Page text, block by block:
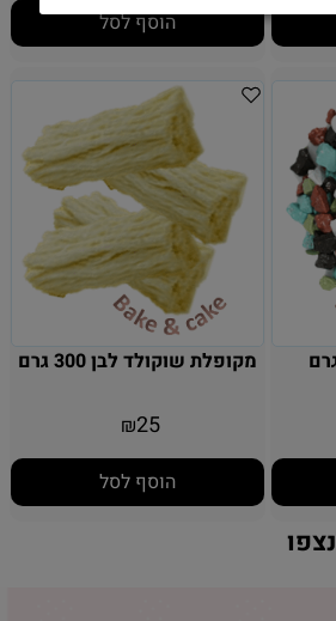
הוסף לסל
מקופלת שוקולד לבן 300 גרם
₪25
הוסף לסל